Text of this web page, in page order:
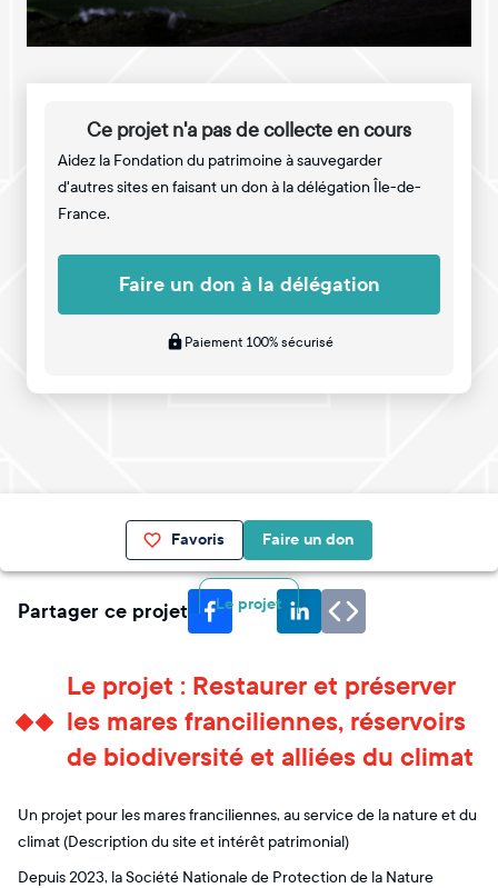
Ce projet n'a pas de collecte en cours
Aidez la Fondation du patrimoine à sauvegarder
d'autres sites en faisant un don à la délégation Île-de-
France.
Faire un don à la délégation
Paiement 100% sécurisé
Favoris Faire un don
Le projet
Partager ce projet
Le projet : Restaurer et préserver
les mares franciliennes, réservoirs
de biodiversité et alliées du climat
Un projet pour les mares franciliennes, au service de la nature et du
climat (Description du site et intérêt patrimonial)
Depuis 2023, la Société Nationale de Protection de la Nature